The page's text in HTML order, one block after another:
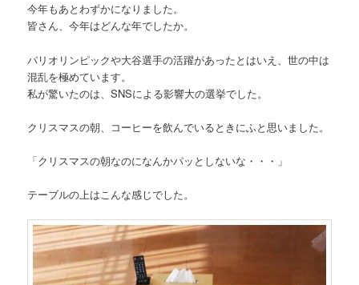
今年もあとわずかになりました。
皆さん、今年はどんな年でしたか。
パリオリンピックや大谷選手の活躍があったとはいえ、世の中は
混乱を極めています。
私が驚いたのは、SNSによる影響大の選挙でした。
クリスマスの朝、コーヒーを飲んでいるときにふと思いました。
「クリスマスの朝なのになんかパッとしないな・・・」
テーブルの上はこんな感じでした。